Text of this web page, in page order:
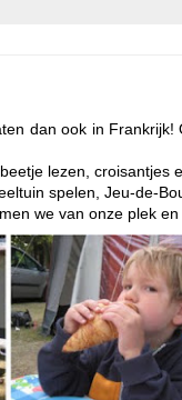
dan ook in
lezen, croisantjes
spelen, Jeu-de-
we van onze plek